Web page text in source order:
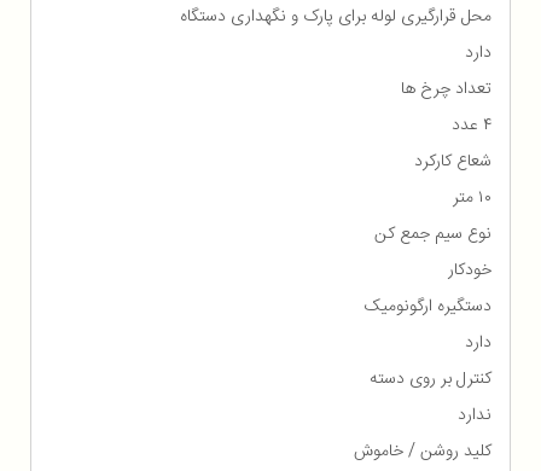
محل قرارگیری لوله برای پارک و نگهداری دستگاه
دارد
تعداد چرخ ها
۴ عدد
شعاع کارکرد
۱۰ متر
نوع سیم جمع کن
خودکار
دستگیره ارگونومیک
دارد
کنترل بر روی دسته
ندارد
کلید روشن / خاموش